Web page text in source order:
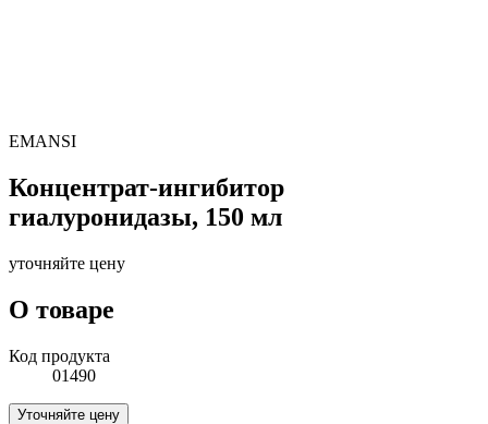
EMANSI
Концентрат-ингибитор
гиалуронидазы, 150 мл
уточняйте цену
О товаре
Код продукта
01490
Уточняйте цену